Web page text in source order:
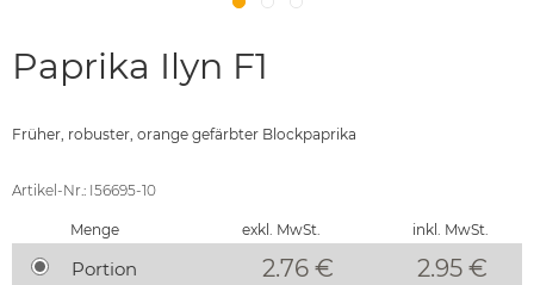
Paprika Ilyn F1
Früher, robuster, orange gefärbter Blockpaprika
Artikel-Nr.: I56695-10
Menge exkl. MwSt. inkl. MwSt.
Portion 2.76 € 2.95 €